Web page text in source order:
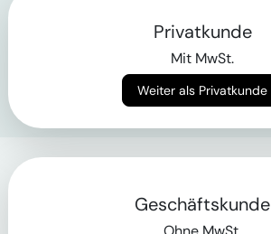
Privatkunde
Mit MwSt.
Weiter als Privatkunde
Geschäftskunde